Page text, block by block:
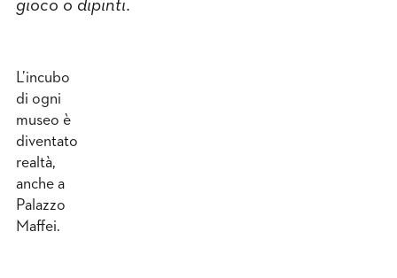
gioco o dipinti.
L’incubo
di ogni
museo è
diventato
realtà,
anche a
Palazzo
Maffei.